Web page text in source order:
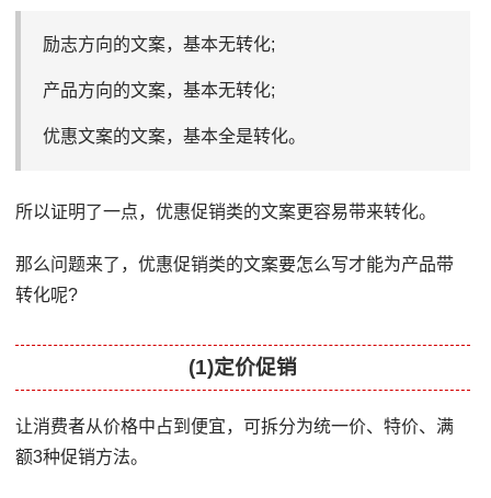
励志方向的文案，基本无转化;
产品方向的文案，基本无转化;
优惠文案的文案，基本全是转化。
所以证明了一点，优惠促销类的文案更容易带来转化。
那么问题来了，优惠促销类的文案要怎么写才能为产品带
转化呢?
(1)定价促销
让消费者从价格中占到便宜，可拆分为统一价、特价、满
额3种促销方法。